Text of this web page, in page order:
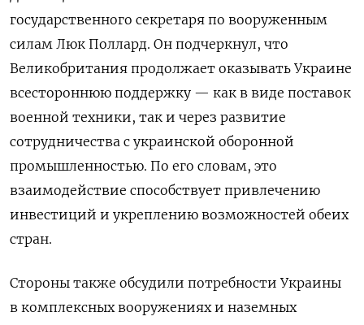
государственного секретаря по вооруженным
силам Люк Поллард. Он подчеркнул, что
Великобритания продолжает оказывать Украине
всестороннюю поддержку — как в виде поставок
военной техники, так и через развитие
сотрудничества с украинской оборонной
промышленностью. По его словам, это
взаимодействие способствует привлечению
инвестиций и укреплению возможностей обеих
стран.
Стороны также обсудили потребности Украины
в комплексных вооружениях и наземных